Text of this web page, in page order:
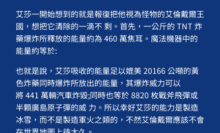
艾莎一開始想到的就是報復把他視為怪物的艾倫戴爾王
國，想把它清除的一滴不 剩。首先，一公斤的 TNT 炸
藥爆炸所釋放的能量約為 460 萬焦耳。魔法機器中的
能量約等於:
也就是說，艾莎吸收的能量足以媲美 20166 公噸的黃
色炸藥同時爆炸所放出的能量，其爆炸威力可以
將 441 萬輛汽車炸毀;同時也等於 8820 枚戰斧飛彈或
半顆廣島原子彈的威 力。所以幸好艾莎的能力是製造
冰雪，而不是製造軍火之類的，不然艾倫戴爾應該不會